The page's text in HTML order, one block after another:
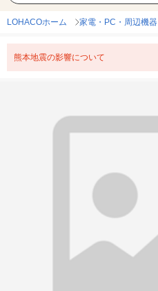
LOHACOホーム 家電・PC・周辺機器
熊本地震の影響について